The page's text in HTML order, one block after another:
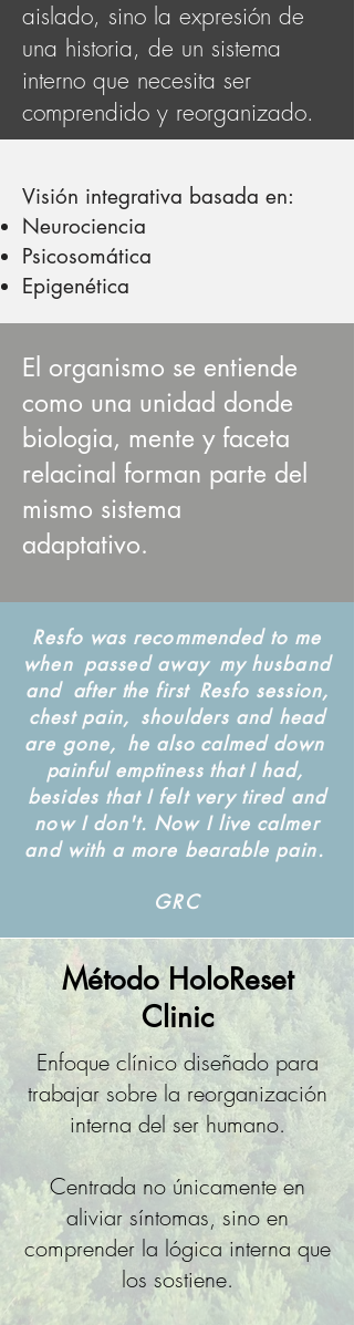
aislado, sino la expresión de
una historia, de un sistema
interno que necesita ser
comprendido y reorganizado.
Visión integrativa basada en:
Neurociencia
Psicosomática
Epigenética
El organismo se entiende
como una unidad donde
biologia, mente y faceta
relacinal forman parte del
mismo sistema
adaptativo.
Resfo was recommended to me
when passed away my husband
and after the first Resfo session,
chest pain, shoulders and head
are gone, he also calmed down
painful emptiness that I had,
besides that I felt very tired and
now I don't. Now I live calmer
and with a more bearable pain.
GRC
Método HoloReset
Clinic
Enfoque clínico diseñado para
trabajar sobre la reorganización
interna del ser humano.
Centrada no únicamente en
aliviar síntomas, sino en
comprender la lógica interna que
los sostiene.